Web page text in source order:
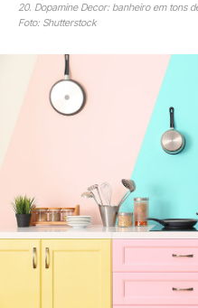
20. Dopamine Decor: banheiro em tons
Foto: Shutterstock